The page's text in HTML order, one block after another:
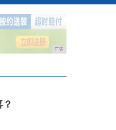
广告